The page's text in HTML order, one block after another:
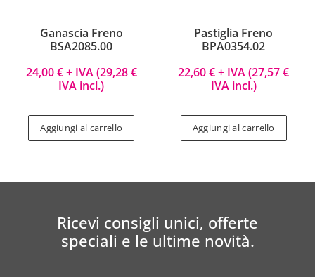
Ganascia Freno
BSA2085.00
24,00€+ IVA (29,28€
IVA incl.)
Aggiungi al carrello
Pastiglia Freno
BPA0354.02
22,60€+ IVA (27,57€
IVA incl.)
Aggiungi al carrello
Ricevi consigli unici, offerte
speciali e le ultime novità.